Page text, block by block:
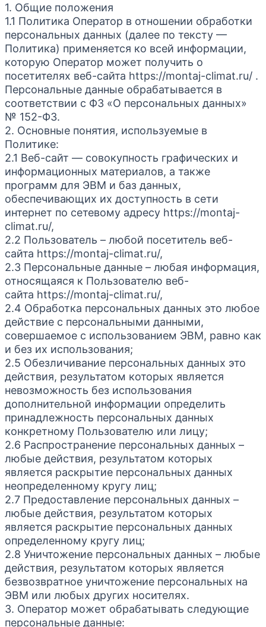
1. Общие положения
1.1 Политика Оператор в отношении обработки
персональных данных (далее по тексту —
Политика) применяется ко всей информации,
которую Оператор может получить о
посетителях веб-сайта https://montaj-climat.ru/ .
Персональные данные обрабатывается в
соответствии с ФЗ «О персональных данных»
№ 152-ФЗ.
2. Основные понятия, используемые в
Политике:
2.1 Веб-сайт — совокупность графических и
информационных материалов, а также
программ для ЭВМ и баз данных,
обеспечивающих их доступность в сети
интернет по сетевому адресу https://montaj-
climat.ru/,
2.2 Пользователь – любой посетитель веб-
сайта https://montaj-climat.ru/,
2.3 Персональные данные – любая информация,
относящаяся к Пользователю веб-
сайта https://montaj-climat.ru/,
2.4 Обработка персональных данных это любое
действие с персональными данными,
совершаемое с использованием ЭВМ, равно как
и без их использования;
2.5 Обезличивание персональных данных это
действия, результатом которых является
невозможность без использования
дополнительной информации определить
принадлежность персональных данных
конкретному Пользователю или лицу;
2.6 Распространение персональных данных –
любые действия, результатом которых
является раскрытие персональных данных
неопределенному кругу лиц;
2.7 Предоставление персональных данных –
любые действия, результатом которых
является раскрытие персональных данных
определенному кругу лиц;
2.8 Уничтожение персональных данных – любые
действия, результатом которых является
безвозвратное уничтожение персональных на
ЭВМ или любых других носителях.
3. Оператор может обрабатывать следующие
персональные данные: